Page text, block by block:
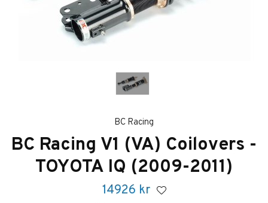
BC Racing
BC Racing V1 (VA) Coilovers -
TOYOTA IQ (2009-2011)
14926 kr